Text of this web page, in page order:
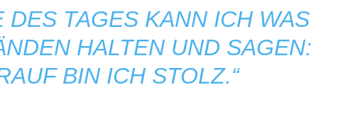
DES TAGES KANN ICH WAS
HALTEN UND SAGEN:
BIN ICH STOLZ.“